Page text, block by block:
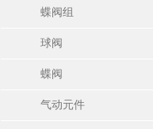
蝶阀组
球阀
蝶阀
气动元件